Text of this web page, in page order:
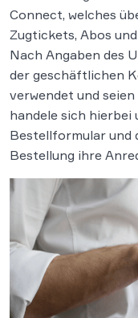
Connect, welches
Zugtickets, Abos
Nach Angaben des
der geschäftlichen
verwendet und
handele sich
Bestellformular und
Bestellung ihre